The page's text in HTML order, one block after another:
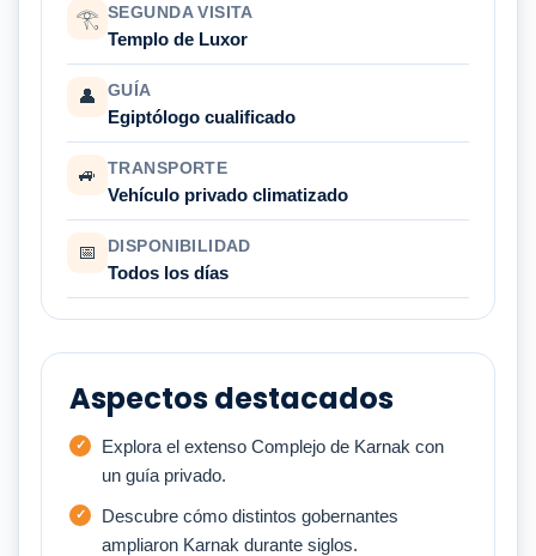
𓂀 SEGUNDA VISITA
Templo de Luxor
👤 GUÍA
Egiptólogo cualificado
🚙 TRANSPORTE
Vehículo privado climatizado
📅 DISPONIBILIDAD
Todos los días
Aspectos destacados
Explora el extenso Complejo de Karnak con
un guía privado.
Descubre cómo distintos gobernantes
ampliaron Karnak durante siglos.